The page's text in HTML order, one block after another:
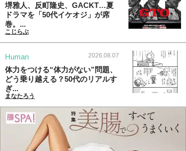
堺雅人、反町隆史、GACKT…夏
ドラマを「50代イケオジ」が席
巻。...
こじらぶ
Human 2026.08.07
体力をつける“体力がない”問題、
どう乗り越える？50代のリアルす
ぎ...
まなたろう